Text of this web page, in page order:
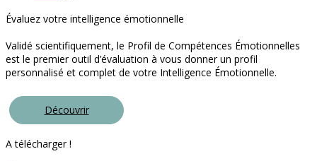
Évaluez votre intelligence émotionnelle
Validé scientifiquement, le Profil de Compétences Émotionnelles
est le premier outil d’évaluation à vous donner un profil
personnalisé et complet de votre Intelligence Émotionnelle.
Découvrir
A télécharger !